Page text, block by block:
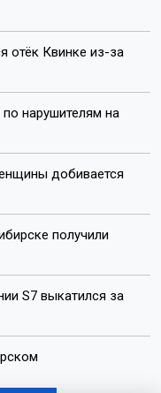
отёк Квинке из-за
нарушителям на
добивается
получили
S7 выкатился за